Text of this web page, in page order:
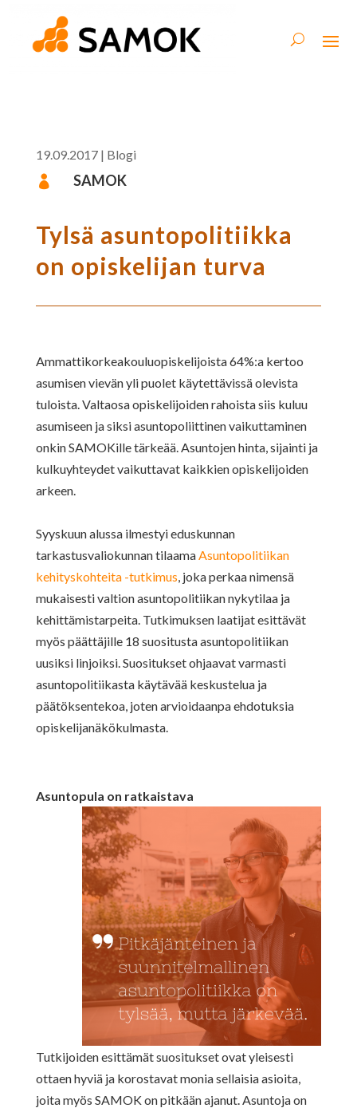
19.09.2017| Blogi
 SAMOK
Tylsä asuntopolitiikka
on opiskelijan turva
Ammattikorkeakouluopiskelijoista 64%:a kertoo
asumisen vievän yli puolet käytettävissä olevista
tuloista. Valtaosa opiskelijoiden rahoista siis kuluu
asumiseen ja siksi asuntopoliittinen vaikuttaminen
onkin SAMOKille tärkeää. Asuntojen hinta, sijainti ja
kulkuyhteydet vaikuttavat kaikkien opiskelijoiden
arkeen.
Syyskuun alussa ilmestyi eduskunnan
tarkastusvaliokunnan tilaamaAsuntopolitiikan
kehityskohteita -tutkimus, joka perkaa nimensä
mukaisesti valtion asuntopolitiikan nykytilaa ja
kehittämistarpeita. Tutkimuksen laatijat esittävät
myös päättäjille 18 suositusta asuntopolitiikan
uusiksi linjoiksi. Suositukset ohjaavat varmasti
asuntopolitiikasta käytävää keskustelua ja
päätöksentekoa, joten arvioidaanpa ehdotuksia
opiskelijanäkökulmasta.
Asuntopula on ratkaistava
Tutkijoiden esittämät suositukset ovat yleisesti
ottaen hyviä ja korostavat monia sellaisia asioita,
joita myös SAMOK on pitkään ajanut. Asuntoja on